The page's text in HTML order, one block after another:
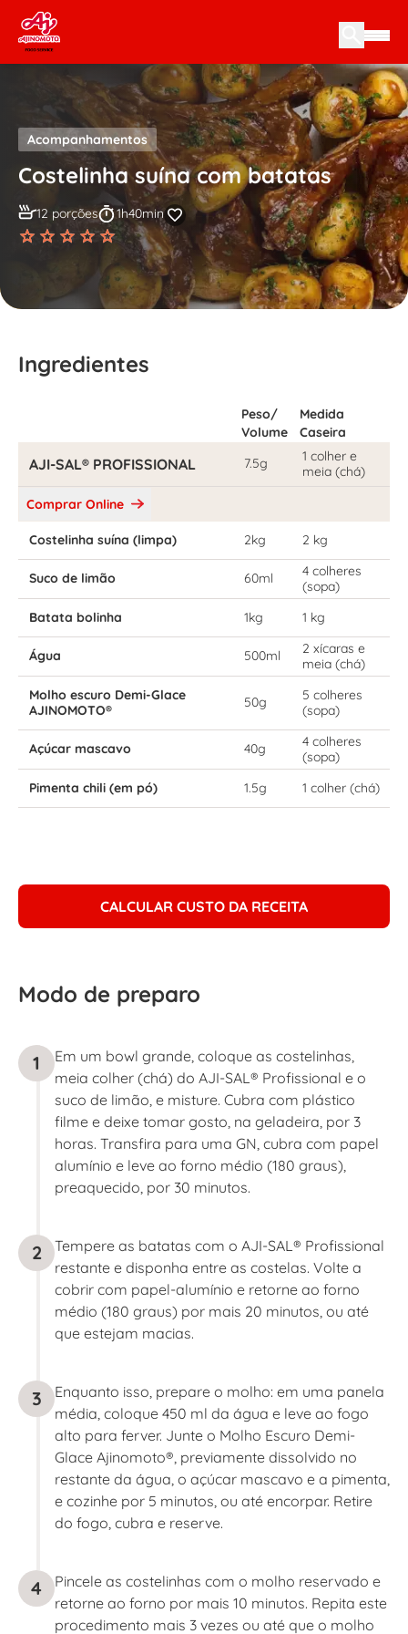
Skip to content
Acompanhamentos
Costelinha suína com batatas
12 porções 1h40min
Ingredientes
Peso/
Volume
Medida
Caseira
AJI-SAL® PROFISSIONAL 7.5g
1 colher e
meia (chá)
Comprar Online
Costelinha suína (limpa) 2kg 2 kg
Suco de limão 60ml
4 colheres
(sopa)
Batata bolinha
1kg 1 kg
Água 500ml
2 xícaras e
meia (chá)
Molho escuro Demi-Glace
AJINOMOTO®
50g
5 colheres
(sopa)
Açúcar mascavo 40g
4 colheres
(sopa)
Pimenta chili (em pó)
1.5g 1 colher (chá)
CALCULAR CUSTO DA RECEITA
Modo de preparo
1
Em um bowl grande, coloque as costelinhas,
meia colher (chá) do AJI-SAL® Profissional e o
suco de limão, e misture. Cubra com plástico
filme e deixe tomar gosto, na geladeira, por 3
horas. Transfira para uma GN, cubra com papel
alumínio e leve ao forno médio (180 graus),
preaquecido, por 30 minutos.
2
Tempere as batatas com o AJI-SAL® Profissional
restante e disponha entre as costelas. Volte a
cobrir com papel-alumínio e retorne ao forno
médio (180 graus) por mais 20 minutos, ou até
que estejam macias.
3
Enquanto isso, prepare o molho: em uma panela
média, coloque 450 ml da água e leve ao fogo
alto para ferver. Junte o Molho Escuro Demi-
Glace Ajinomoto®, previamente dissolvido no
restante da água, o açúcar mascavo e a pimenta,
e cozinhe por 5 minutos, ou até encorpar. Retire
do fogo, cubra e reserve.
4
Pincele as costelinhas com o molho reservado e
retorne ao forno por mais 10 minutos. Repita este
procedimento mais 3 vezes ou até que o molho